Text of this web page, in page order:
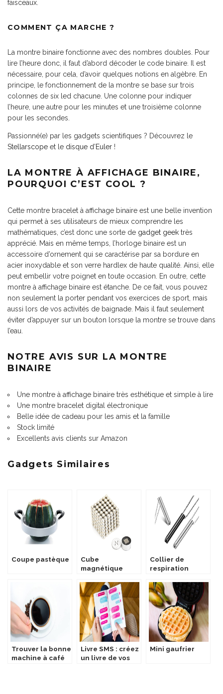
faisceaux.
COMMENT ÇA MARCHE ?
La montre binaire fonctionne avec des nombres doubles. Pour
lire l’heure donc, il faut d’abord décoder le code binaire. Il est
nécessaire, pour cela, d’avoir quelques notions en algèbre. En
principe, le fonctionnement de la montre se base sur trois
colonnes de six led chacune. Une colonne pour indiquer
l’heure, une autre pour les minutes et une troisième colonne
pour les secondes.
Passionné(e) par les gadgets scientifiques ? Découvrez le
Stellarscope et le disque d’Euler !
LA MONTRE À AFFICHAGE BINAIRE,
POURQUOI C’EST COOL ?
Cette montre bracelet à affichage binaire est une belle invention
qui permet à ses utilisateurs de mieux comprendre les
mathématiques, c’est donc une sorte de gadget geek très
apprécié. Mais en même temps, l’horloge binaire est un
accessoire d’ornement qui se caractérise par sa bordure en
acier inoxydable et son verre hardlex de haute qualité. Ainsi, elle
peut embellir votre poignet en toute occasion. En outre, cette
montre à affichage binaire est étanche. De ce fait, vous pouvez
non seulement la porter pendant vos exercices de sport, mais
aussi lors de vos activités de baignade. Mais il faut seulement
éviter d’appuyer sur un bouton lorsque la montre se trouve dans
l’eau.
NOTRE AVIS SUR LA MONTRE
BINAIRE
Une montre à affichage binaire très esthétique et simple à lire
Une montre bracelet digital électronique
Belle idée de cadeau pour les amis et la famille
Stock limité
Excellents avis clients sur Amazon
Gadgets Similaires
Coupe pastèque
Cube
magnétique
Collier de
respiration
Trouver la bonne
machine à café
Livre SMS : créez
un livre de vos
Mini gaufrier